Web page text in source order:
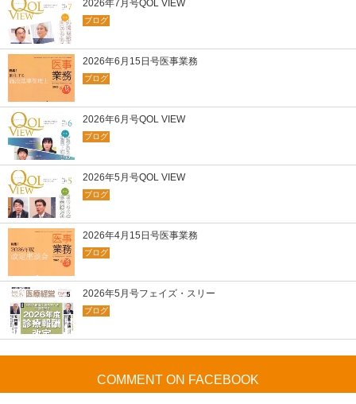
2026年7月号QOL VIEW
ブログ
2026年6月15日号医事業務
ブログ
2026年6月号QOL VIEW
ブログ
2026年5月号QOL VIEW
ブログ
2026年4月15日号医事業務
ブログ
2026年5月号フェイズ・スリー
ブログ
COMMENT ON FACEBOOK